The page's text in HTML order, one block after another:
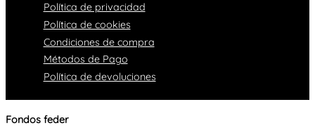
Política de privacidad
Política de cookies
Condiciones de compra
Métodos de Pago
Política de devoluciones
Fondos feder